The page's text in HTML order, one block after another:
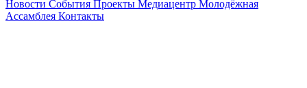
Новости События Проекты Медиацентр Молодёжная
Ассамблея Контакты